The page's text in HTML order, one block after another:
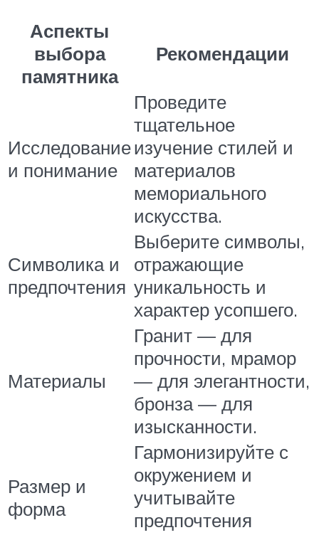
Аспекты
выбора
памятника
Рекомендации
Исследование
и понимание
Проведите
тщательное
изучение стилей и
материалов
мемориального
искусства.
Символика и
предпочтения
Выберите символы,
отражающие
уникальность и
характер усопшего.
Материалы
Гранит — для
прочности, мрамор
— для элегантности,
бронза — для
изысканности.
Размер и
форма
Гармонизируйте с
окружением и
учитывайте
предпочтения